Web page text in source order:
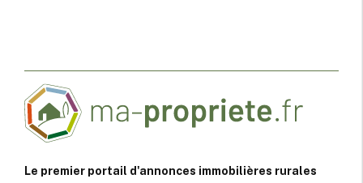
Le premier portail d'annonces immobilières rurales